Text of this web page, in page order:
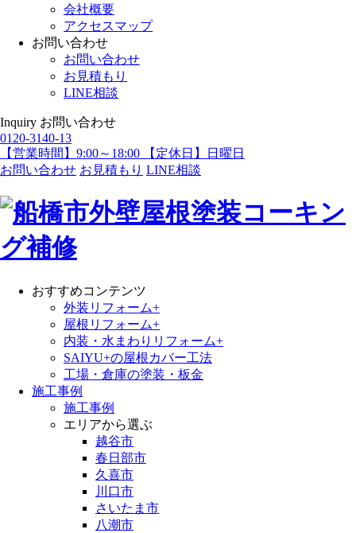
会社概要
アクセスマップ
お問い合わせ
お問い合わせ
お見積もり
LINE相談
Inquiry お問い合わせ
0120-3140-13
【営業時間】9:00～18:00 【定休日】日曜日
お問い合わせ お見積もり LINE相談
おすすめコンテンツ
外装リフォーム+
屋根リフォーム+
内装・水まわりリフォーム+
SAIYU+の屋根カバー工法
工場・倉庫の塗装・板金
施工事例
施工事例
エリアから選ぶ
越谷市
春日部市
久喜市
川口市
さいたま市
八潮市